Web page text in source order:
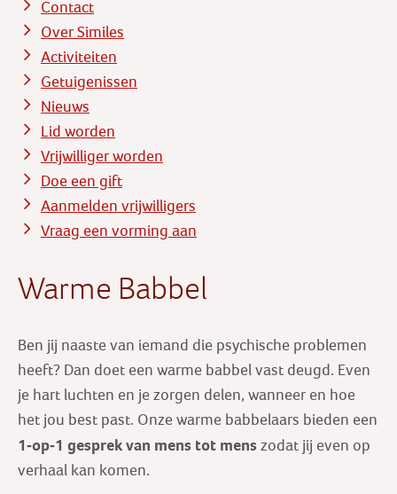
Contact
Over Similes
Activiteiten
Getuigenissen
Nieuws
Lid worden
Vrijwilliger worden
Doe een gift
Aanmelden vrijwilligers
Vraag een vorming aan
Warme Babbel
Ben jij naaste van iemand die psychische problemen
heeft? Dan doet een warme babbel vast deugd. Even
je hart luchten en je zorgen delen, wanneer en hoe
het jou best past. Onze warme babbelaars bieden een
1-op-1 gesprek van mens tot mens zodat jij even op
verhaal kan komen.